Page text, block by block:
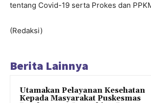
tentang Covid-19 serta Prokes dan
(Redaksi)
Berita Lainnya
Utamakan Pelayanan Kesehatan
Kepada Masyarakat Puskesmas